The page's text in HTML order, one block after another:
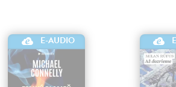
E-AUDIO